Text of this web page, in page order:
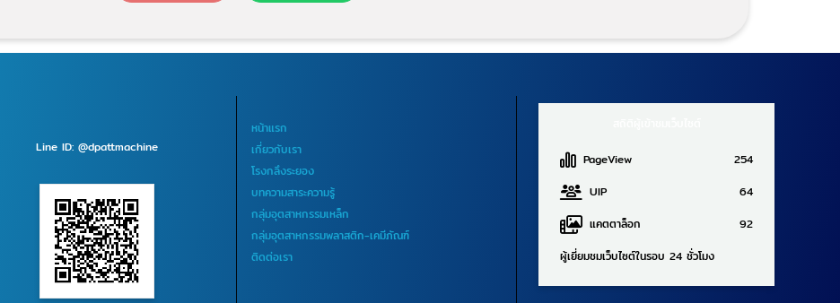
Line ID: @dpattmachine
หน้าแรก
เกี่ยวกับเรา
โรงกลึงระยอง
บทความสาระความรู้
กลุ่มอุตสาหกรรมเหล็ก
กลุ่มอุตสาหกรรมพลาสติก-เคมีภัณฑ์
ติดต่อเรา
PageView
254
UIP
64
แคตตาล็อก
92
ผู้เยี่ยมชมเว็บไซต์ในรอบ 24 ชั่วโมง